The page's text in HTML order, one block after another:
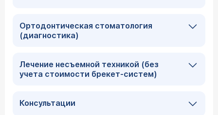
Ортодонтическая стоматология
(диагностика)
Лечение несъемной техникой (без
учета стоимости брекет-систем)
Консультации